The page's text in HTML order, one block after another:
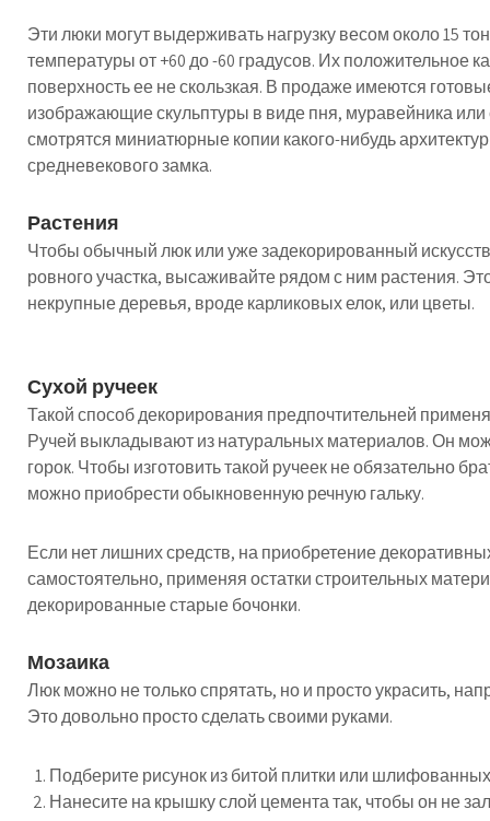
Эти люки могут выдерживать нагрузку весом около 15
температуры от +60 до -60 градусов. Их положительное
поверхность ее не скользкая. В продаже имеются
изображающие скульптуры в виде пня, муравейника
смотрятся миниатюрные копии какого-нибудь
средневекового замка.
Растения
Чтобы обычный люк или уже задекорированный
ровного участка, высаживайте рядом с ним растения.
некрупные деревья, вроде карликовых елок, или цветы.
Сухой ручеек
Такой способ декорирования предпочтительней
Ручей выкладывают из натуральных материалов. Он
горок. Чтобы изготовить такой ручеек не обязательно
можно приобрести обыкновенную речную гальку.
Если нет лишних средств, на приобретение
самостоятельно, применяя остатки строительных
декорированные старые бочонки.
Мозаика
Люк можно не только спрятать, но и просто украсить,
Это довольно просто сделать своими руками.
Подберите рисунок из битой плитки или шлифованных
Нанесите на крышку слой цемента так, чтобы он не